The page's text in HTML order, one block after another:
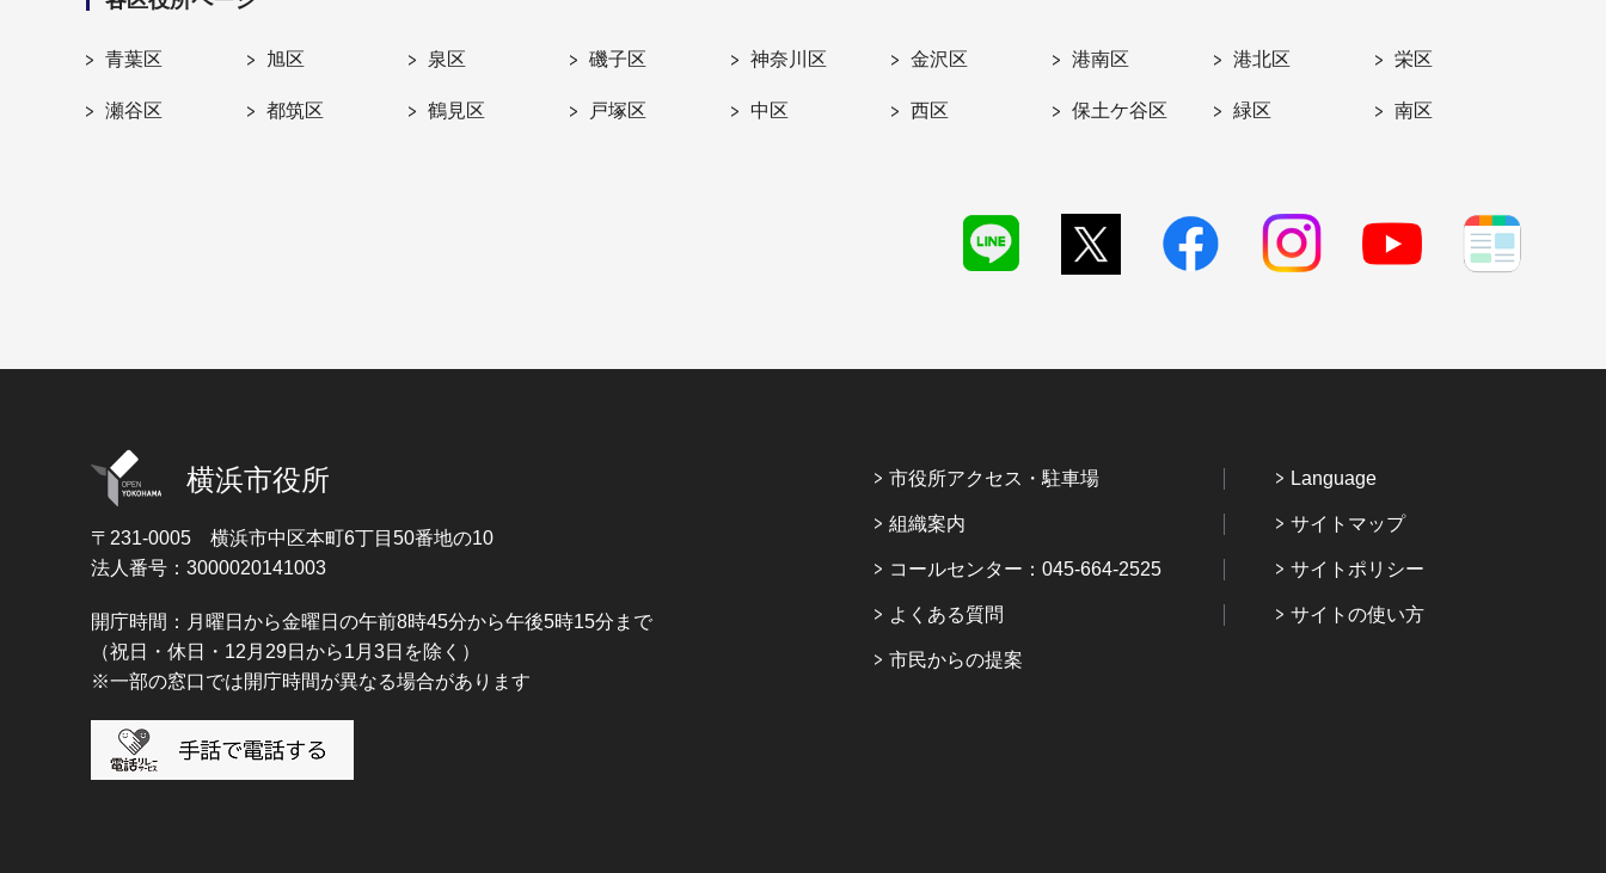
青葉区 旭区 泉区 磯子区 神奈川区 金沢区 港南区 港北区 栄区
瀬谷区 都筑区 鶴見区 戸塚区 中区 西区 保土ケ谷区 緑区 南区
横浜市役所
〒231-0005 横浜市中区本町6丁目50番地の10
法人番号：3000020141003
開庁時間：月曜日から金曜日の午前8時45分から午後5時15分まで
（祝日・休日・12月29日から1月3日を除く）
※一部の窓口では開庁時間が異なる場合があります
市役所アクセス・駐車場
組織案内
コールセンター：045-664-2525
よくある質問
市民からの提案
Language
サイトマップ
サイトポリシー
サイトの使い方